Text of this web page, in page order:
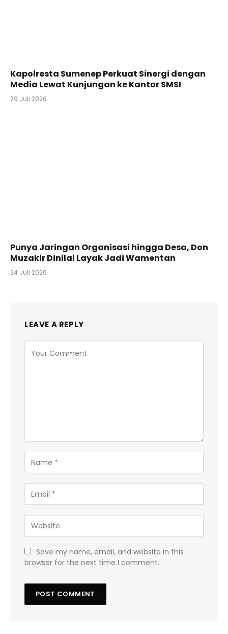
Kapolresta Sumenep Perkuat Sinergi dengan
Media Lewat Kunjungan ke Kantor SMSI
29 Juli 2026
Punya Jaringan Organisasi hingga Desa, Don
Muzakir Dinilai Layak Jadi Wamentan
24 Juli 2026
LEAVE A REPLY
Save my name, email, and website in this
browser for the next time I comment.